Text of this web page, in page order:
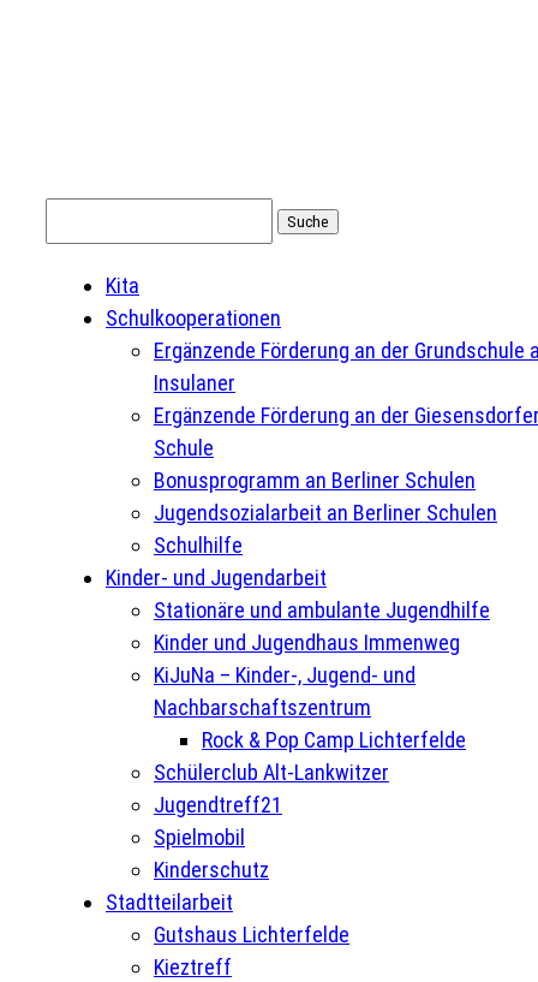
nach:
Kita
Schulkooperationen
Ergänzende Förderung an der Grundschule
Insulaner
Ergänzende Förderung an der
Schule
Bonusprogramm an Berliner Schulen
Jugendsozialarbeit an Berliner Schulen
Schulhilfe
Kinder- und Jugendarbeit
Stationäre und ambulante Jugendhilfe
Kinder und Jugendhaus Immenweg
KiJuNa – Kinder-, Jugend- und
Nachbarschaftszentrum
Rock & Pop Camp Lichterfelde
Schülerclub Alt-Lankwitzer
Jugendtreff21
Spielmobil
Kinderschutz
Stadtteilarbeit
Gutshaus Lichterfelde
Kieztreff